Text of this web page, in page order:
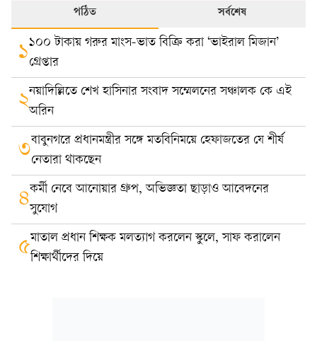
পঠিত সর্বশেষ
১১০০ টাকায় গরুর মাংস-ভাত বিক্রি করা ‘ভাইরাল মিজান’
গ্রেপ্তার
২নয়াদিল্লিতে শেখ হাসিনার সংবাদ সম্মেলনের সঞ্চালক কে এই
অরিন
৩বাবুনগরে প্রধানমন্ত্রীর সঙ্গে মতবিনিময়ে হেফাজতের যে শীর্ষ
নেতারা থাকছেন
৪কর্মী নেবে আনোয়ার গ্রুপ, অভিজ্ঞতা ছাড়াও আবেদনের
সুযোগ
৫মাতাল প্রধান শিক্ষক মলত্যাগ করলেন স্কুলে, সাফ করালেন
শিক্ষার্থীদের দিয়ে